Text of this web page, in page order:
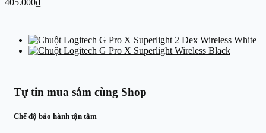
405.000₫
Tự tin mua sắm cùng Shop
Chế độ bảo hành tận tâm